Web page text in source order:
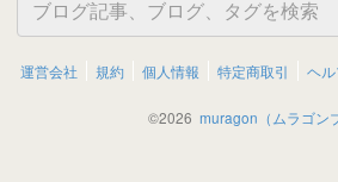
運営会社 規約 個人情報 特定商取引 ヘ
©2026 muragon（ムラゴン